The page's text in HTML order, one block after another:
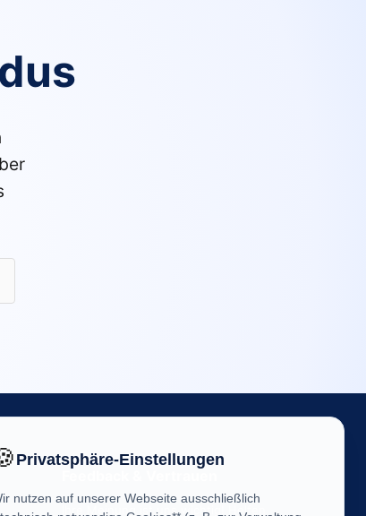
Ihre Meinung ist uns wichtig! Helfen
Privatsphäre-Einstellungen
nutzen auf unserer Webseite ausschließlich